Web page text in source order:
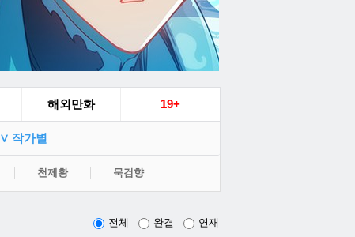
해외만화 19+
∨ 작가별
천제황 묵검향
전체 완결 연재